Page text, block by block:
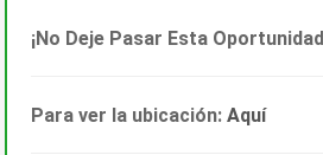
¡No Deje Pasar Esta
Para ver la ubicación: Aquí